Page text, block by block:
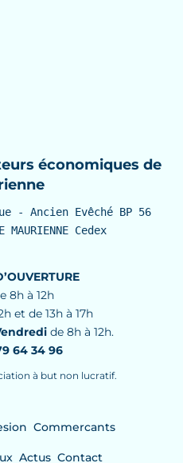
économiques de
- Ancien Evêché BP 56
MAURIENNE Cedex
8h à 12h
et de 13h à 17h
de 8h à 12h.
64 34 96
à but non lucratif.
Commercants
Actus Contact